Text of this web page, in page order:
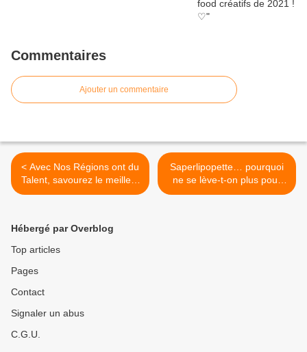
Commentaires
Ajouter un commentaire
< Avec Nos Régions ont du
Talent, savourez le meilleur
du patrimoine français...
Saperlipopette… pourquoi
ne se lève-t-on plus pour
Danette ?! >
Hébergé par Overblog
Top articles
Pages
Contact
Signaler un abus
C.G.U.